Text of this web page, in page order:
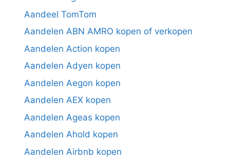
Aandeel TomTom
Aandelen ABN AMRO kopen of verkopen
Aandelen Action kopen
Aandelen Adyen kopen
Aandelen Aegon kopen
Aandelen AEX kopen
Aandelen Ageas kopen
Aandelen Ahold kopen
Aandelen Airbnb kopen